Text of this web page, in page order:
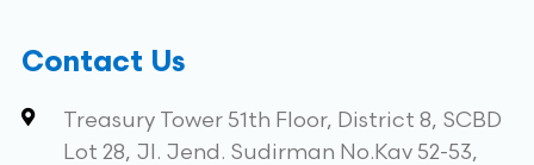
Contact Us
Treasury Tower 51th Floor, District 8, SCBD
Lot 28, Jl. Jend. Sudirman No.Kav 52-53,